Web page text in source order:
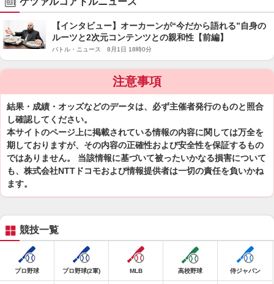
【インタビュー】オーカーンが“今だから語れる”自身の
ルーツと2次元コンテンツとの親和性【前編】
バトル・ニュース 8月1日 18時0分
注意事項
結果・成績・オッズなどのデータは、必ず主催者発行のものと照合
し確認してください。
本サイトのページ上に掲載されている情報の内容に関しては万全を
期しておりますが、その内容の正確性および安全性を保証するもの
ではありません。 当該情報に基づいて被ったいかなる損害について
も、株式会社NTTドコモおよび情報提供者は一切の責任を負いかね
ます。
競技一覧
プロ野球 プロ野球(2軍) MLB 高校野球 侍ジャパン